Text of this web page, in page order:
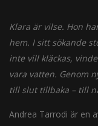
Klara är vilse. Hon
hem. I sitt sökande
inte vill kläckas,
vara vatten. Genom
till slut tillbaka – till
Andrea Tarrodi är en